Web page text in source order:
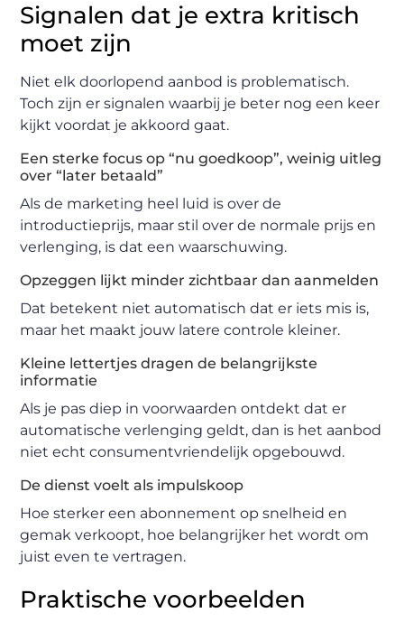
Signalen dat je extra kritisch
moet zijn
Niet elk doorlopend aanbod is problematisch.
Toch zijn er signalen waarbij je beter nog een keer
kijkt voordat je akkoord gaat.
Een sterke focus op “nu goedkoop”, weinig uitleg
over “later betaald”
Als de marketing heel luid is over de
introductieprijs, maar stil over de normale prijs en
verlenging, is dat een waarschuwing.
Opzeggen lijkt minder zichtbaar dan aanmelden
Dat betekent niet automatisch dat er iets mis is,
maar het maakt jouw latere controle kleiner.
Kleine lettertjes dragen de belangrijkste
informatie
Als je pas diep in voorwaarden ontdekt dat er
automatische verlenging geldt, dan is het aanbod
niet echt consumentvriendelijk opgebouwd.
De dienst voelt als impulskoop
Hoe sterker een abonnement op snelheid en
gemak verkoopt, hoe belangrijker het wordt om
juist even te vertragen.
Praktische voorbeelden